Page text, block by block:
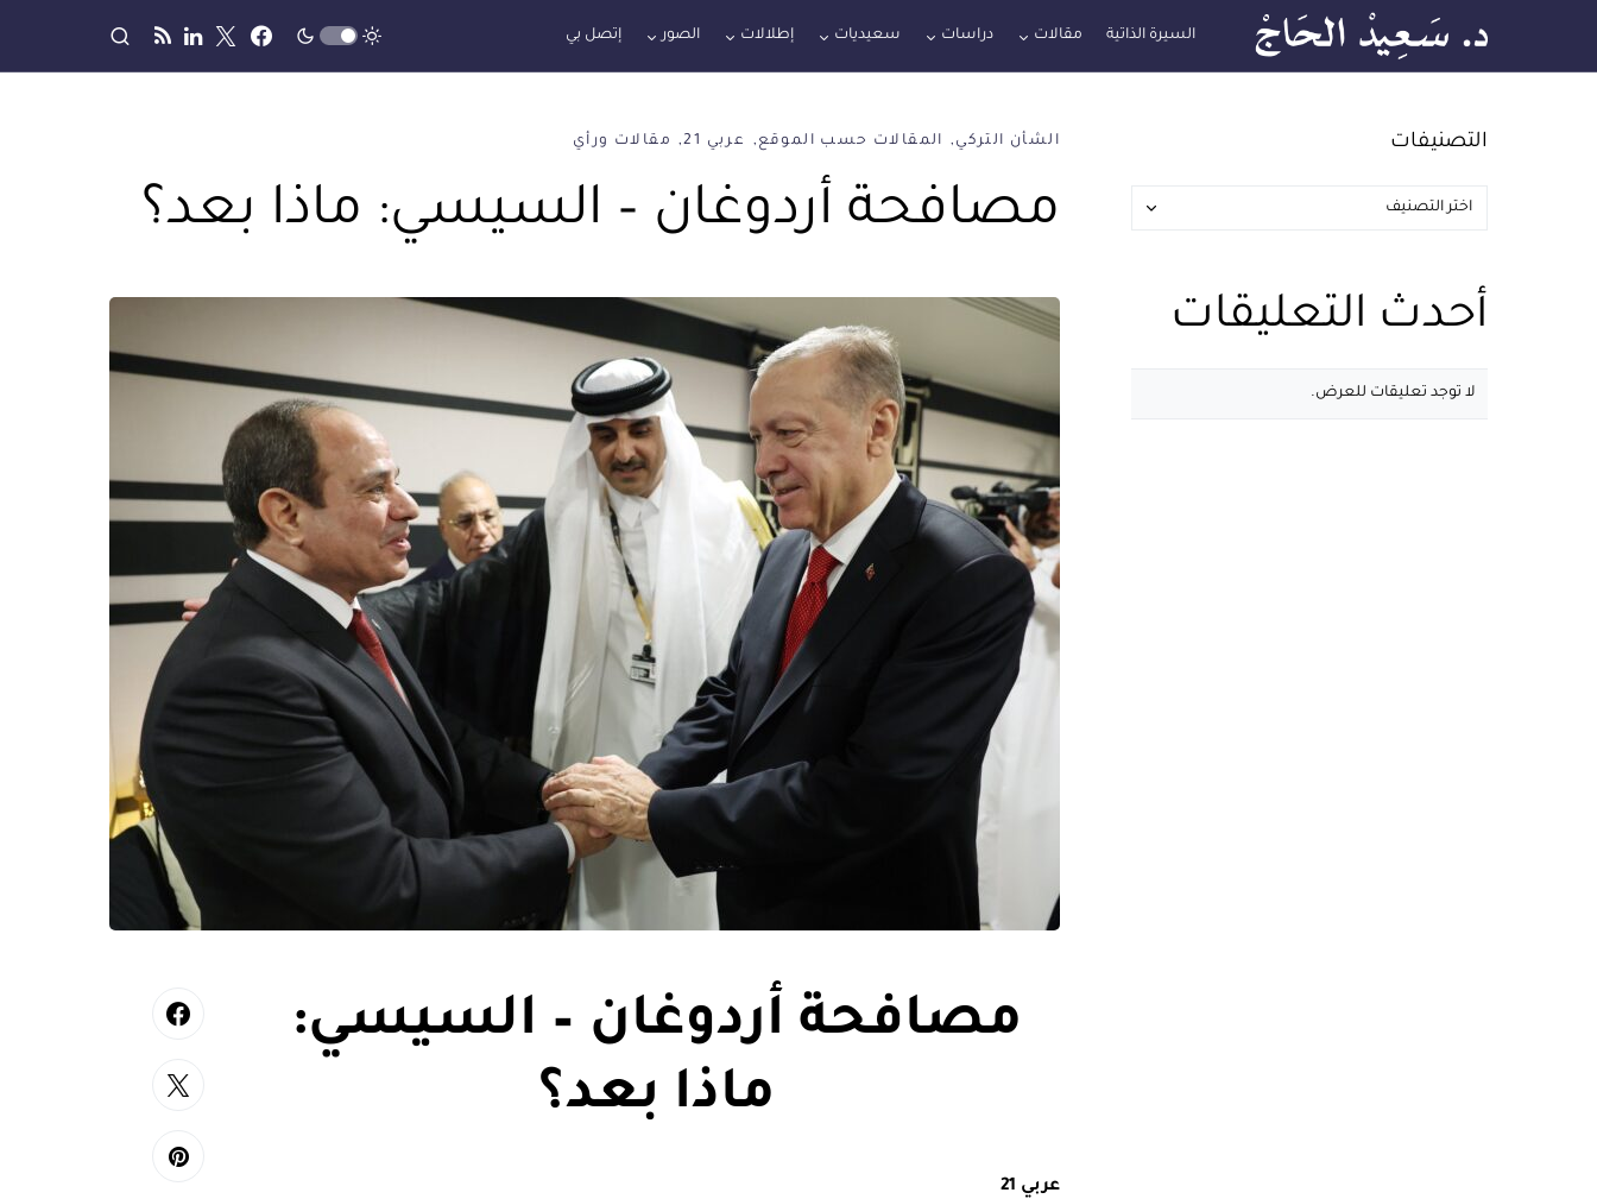
السيرة الذاتية مقالات دراسات سعيديات إطلالات الصور إتصل بي
الشأن التركي المقالات حسب الموقع عربي 21 مقالات ورأي
مصافحة أردوغان – السيسي: ماذا بعد؟
مصافحة أردوغان – السيسي:
ماذا بعد؟
عربي 21
التصنيفات
أحدث التعليقات
لا توجد تعليقات للعرض.